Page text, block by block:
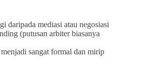
daripada mediasi atau negosiasi
(putusan arbiter biasanya
menjadi sangat formal dan mirip